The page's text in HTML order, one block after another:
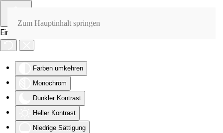
Eingabehilfen öffnen
Farben umkehren
Monochrom
Dunkler Kontrast
Heller Kontrast
Niedrige Sättigung
Zum Hauptinhalt springen